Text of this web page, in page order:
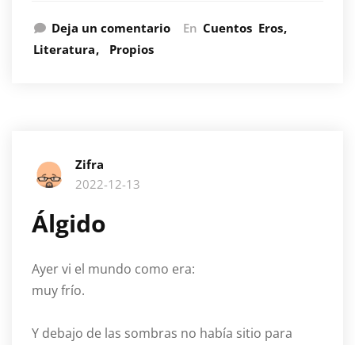
Deja un comentario En Cuentos Eros
Literatura
Propios
Zifra
2022-12-13
Álgido
Ayer vi el mundo como era:
muy frío.
Y debajo de las sombras no había sitio para